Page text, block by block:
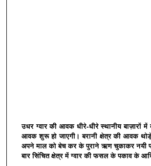
उधर ग्वार की आवक धीरे-धीरे स्थानीय बाज़ारों
आवक शुरू हो जाएगी। बरानी क्षेत्र की आवक थोड़े
अपने माल को बेच कर के पुराने ऋण चुकाकर नयी
बार सिंचित क्षेत्र में ग्वार की फसल के पकाव के